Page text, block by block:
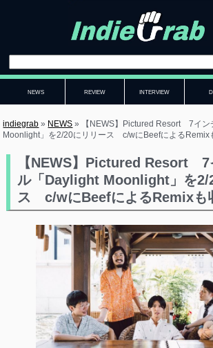
NEWS REVIEW INTERVIEW
indiegrab » NEWS »
【NEWS】Pictured Resort 7イ
Moonlight」を2/20にリリース c/wにBeefによるRemix
【NEWS】Pictured Resort 7
ル「Daylight Moonlight」を2/
ス c/wにBeefによるRemixも